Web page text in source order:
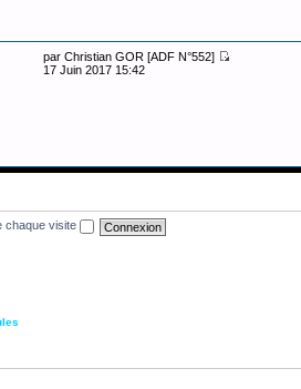
parChristian GOR [ADF N°552]
17 Juin 2017 15:42
chaque visite